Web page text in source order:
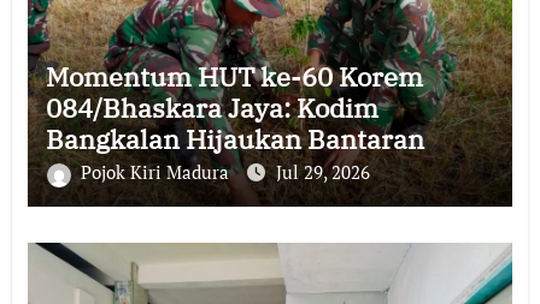
Momentum HUT ke-60 Korem
084/Bhaskara Jaya: Kodim
Bangkalan Hijaukan Bantaran
Sungai Bancaran
Pojok Kiri Madura Jul 29, 2026